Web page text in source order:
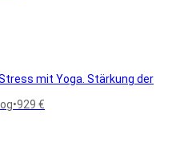
mit Yoga. Stärkung der
•929 €